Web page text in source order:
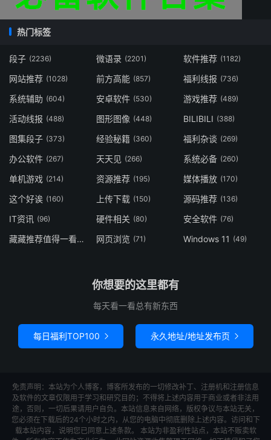
热门标签
段子 (2236) 微语录 (2201) 软件推荐 (1182)
网站推荐 (1028) 前方高能 (857) 福利线报 (736)
系统辅助 (604) 安卓软件 (530) 游戏推荐 (489)
活动线报 (488) 图形图像 (448) BILIBILI (388)
图集段子 (373) 经验秘籍 (360) 福利杂谈 (269)
办公软件 (267) 天天见 (266) 系统必备 (260)
单机游戏 (214) 资源推荐 (195) 媒体播放 (170)
这个好诶 (160) 上传下载 (150) 源码推荐 (136)
IT资讯 (96) 硬件相关 (80) 安全软件 (76)
藏藏推荐值得一看 网页浏览 (71) Windows 11 (49)
你想要的这里都有
每天看一看总有新东西
每日福利TOP100  永久地址/地址发布页 
免责声明：本站为个人博客，博客所发布的一切修改补丁、注册机和注册信息
及软件的文章仅限用于学习和研究目的；不得将上述内容用于商业或者非法用
途，否则，一切后果请用户自负。本站信息来自网络，版权争议与本站无关，
您必须在下载后的24个小时之内，从您的电脑中彻底删除上述内容。访问和下
载本站内容，说明您已同意上述条款。 本站为非盈利性站点，本站不贩卖软